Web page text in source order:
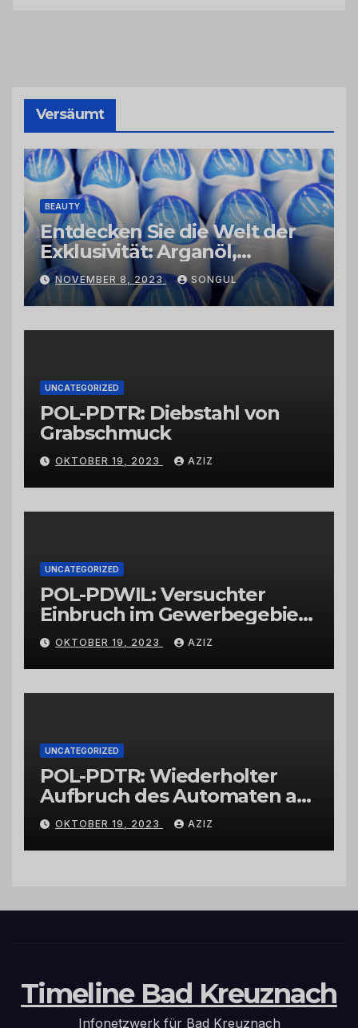
Versäumt
BEAUTY
Entdecken Sie die Welt der
Exklusivität: Arganöl,
Kaktusfeigenkernöl und
Schwarzkümmelöl von
vertrauenswürdigen
Großhändlern und Anbietern
NOVEMBER 8, 2023 SONGUL
UNCATEGORIZED
POL-PDTR: Diebstahl von
Grabschmuck
OKTOBER 19, 2023 AZIZ
UNCATEGORIZED
POL-PDWIL: Versuchter
Einbruch im Gewerbegebiet
Wittlich
OKTOBER 19, 2023 AZIZ
UNCATEGORIZED
POL-PDTR: Wiederholter
Aufbruch des Automaten am
Wohnmobilstellplatz in
Hermeskeil am Labachweg
OKTOBER 19, 2023 AZIZ
Timeline Bad Kreuznach
Infonetzwerk für Bad Kreuznach